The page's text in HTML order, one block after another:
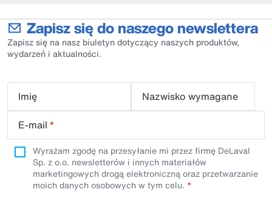
Zapisz się do naszego newslettera
Zapisz się na nasz biuletyn dotyczący naszych produktów,
wydarzeń i aktualności.
Imię
Nazwisko wymagane
E-mail *
Wyrażam zgodę na przesyłanie mi przez firmę DeLaval
Sp. z o.o. newsletterów i innych materiałów
marketingowych drogą elektroniczną oraz przetwarzanie
moich danych osobowych w tym celu.